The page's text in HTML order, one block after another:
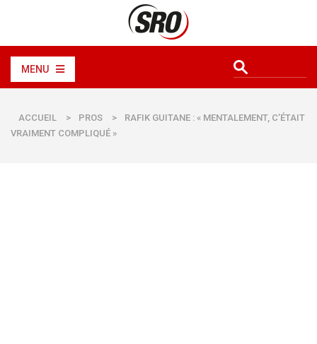
MENU
ACCUEIL > PROS >
RAFIK GUITANE : « MENTALEMENT, C’ÉTAIT
VRAIMENT COMPLIQUÉ »